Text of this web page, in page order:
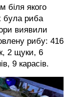
біля якого
була риба
виявили
рибу: 416
2 щуки, 6
9 карасів.